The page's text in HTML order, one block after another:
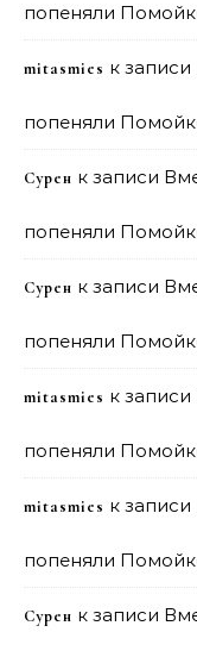
попеняли
mitasmies к записи
попеняли
Сурен к записи
попеняли
Сурен к записи
попеняли
mitasmies к записи
попеняли
mitasmies к записи
попеняли
Сурен к записи